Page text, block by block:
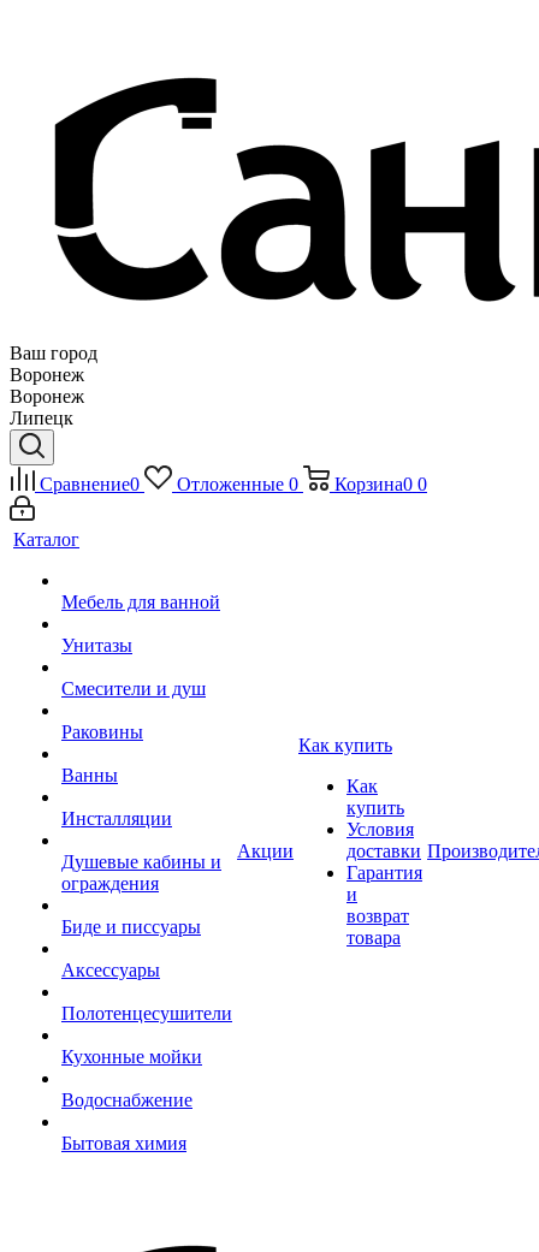
Ваш город
Воронеж
Воронеж
Липецк
Сравнение0 Отложенные 0 Корзина0 0
Каталог
Мебель для ванной
Унитазы
Смесители и душ
Раковины
Ванны
Инсталляции
Душевые кабины и
ограждения
Биде и писсуары
Аксессуары
Полотенцесушители
Кухонные мойки
Водоснабжение
Бытовая химия
Акции
Как купить
Как
купить
Условия
доставки
Гарантия
и
возврат
товара